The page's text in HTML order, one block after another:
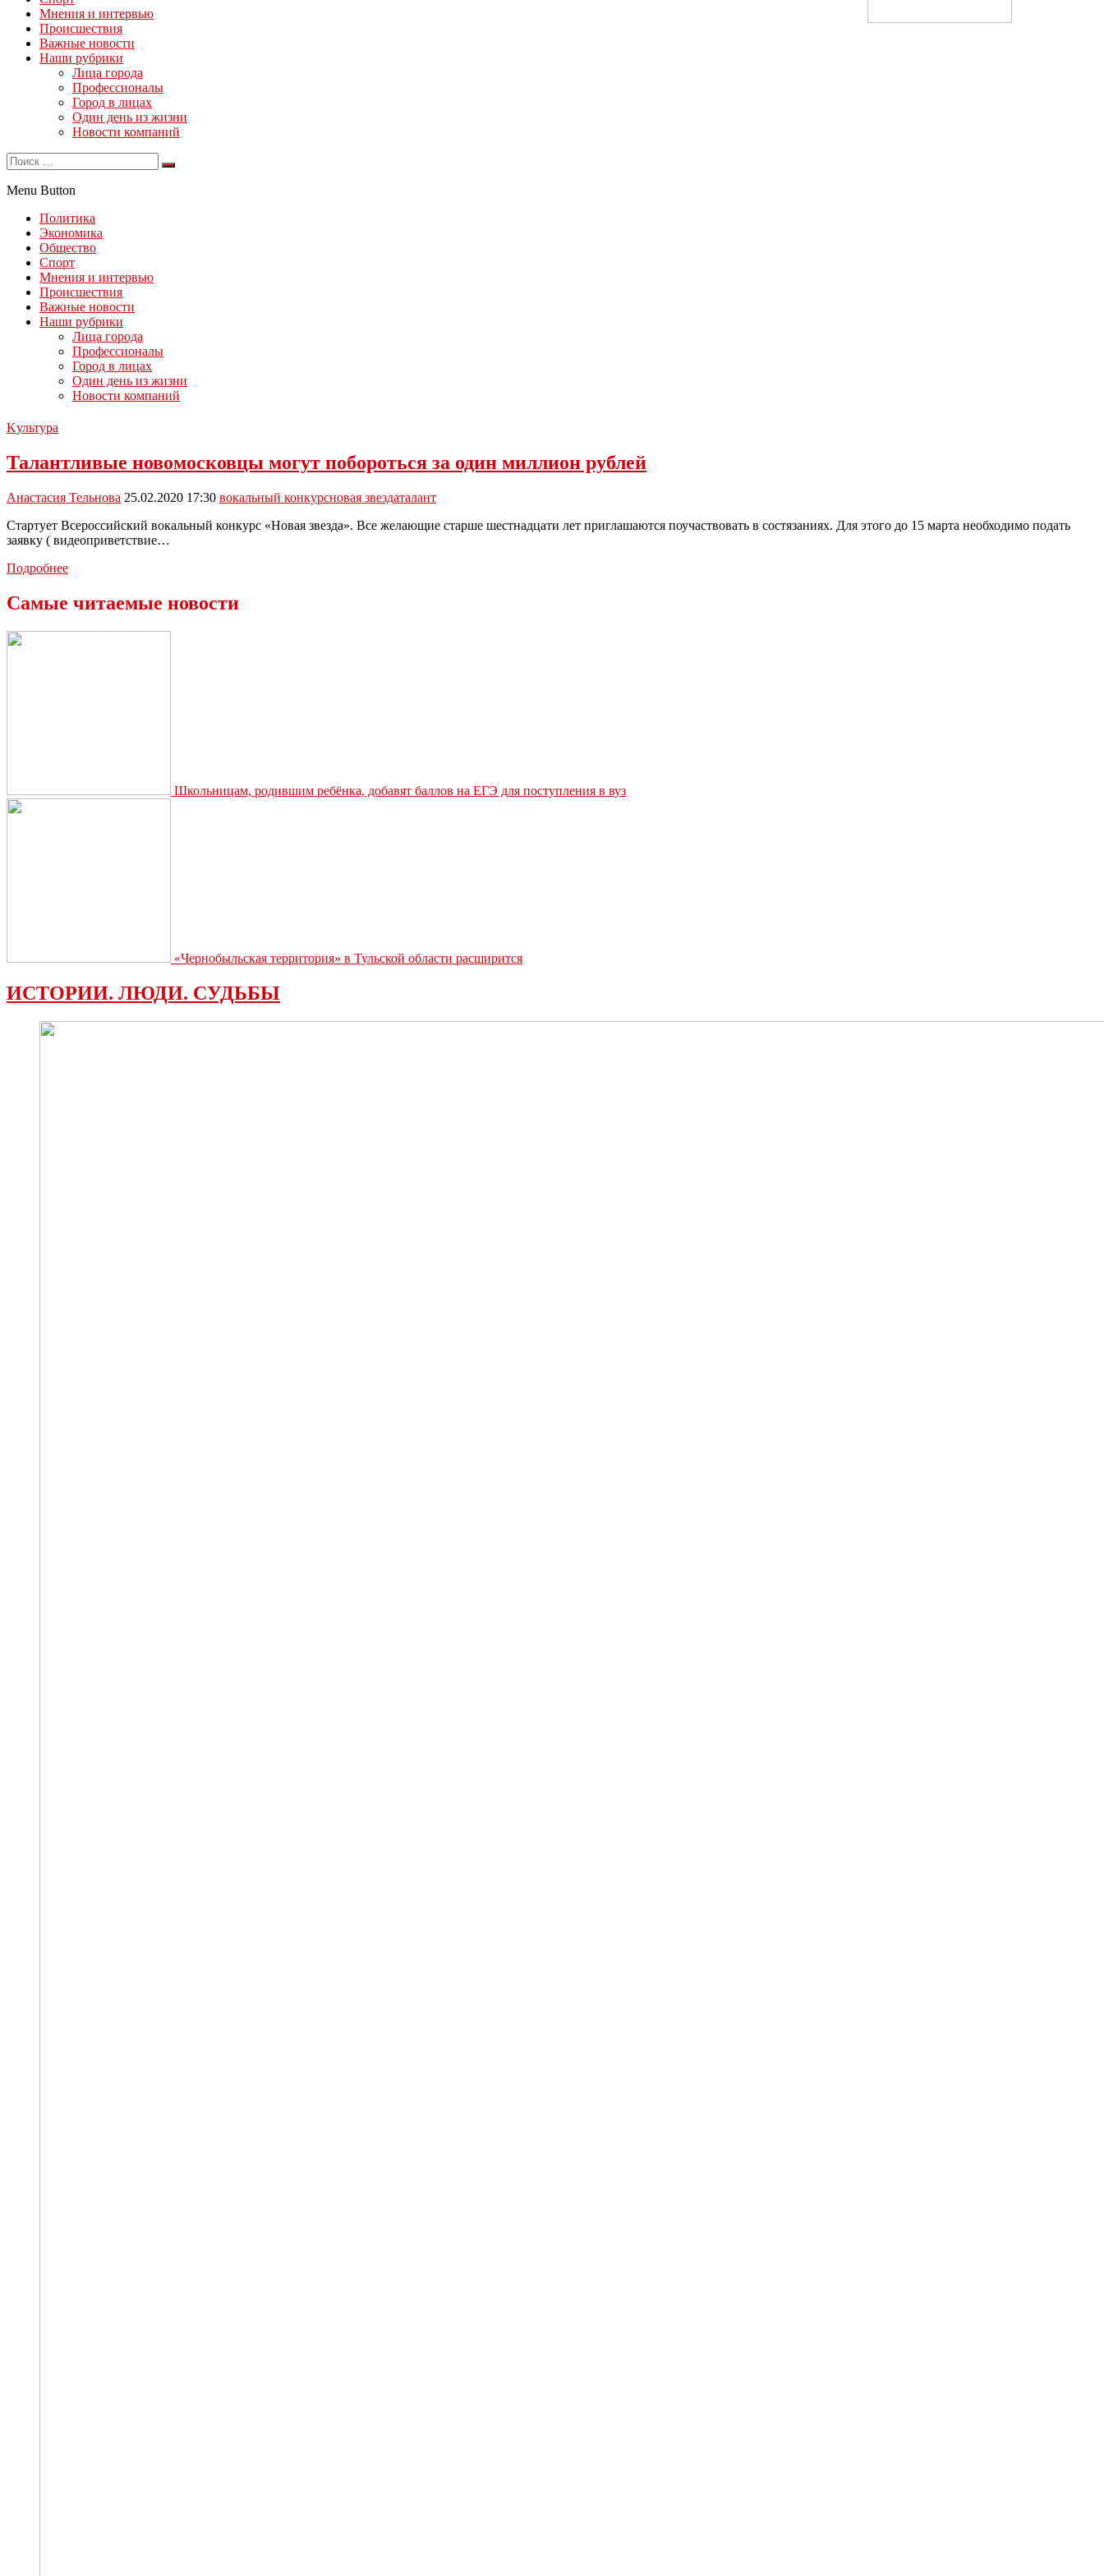
Мнения и интервью
Происшествия
Важные новости
Наши рубрики
Лица города
Профессионалы
Город в лицах
Один день из жизни
Новости компаний
Menu Button
Политика
Экономика
Общество
Спорт
Мнения и интервью
Происшествия
Важные новости
Наши рубрики
Лица города
Профессионалы
Город в лицах
Один день из жизни
Новости компаний
Kультура
Талантливые новомосковцы могут побороться за один миллион рублей
Анастасия Тельнова 25.02.2020 17:30 вокальный конкурсновая звездаталант
Стартует Всероссийский вокальный конкурс «Новая звезда». Все желающие старше шестнадцати лет приглашаются поучаствовать в состязаниях. Для этого до 15 марта необходимо подать
заявку ( видеоприветствие…
ПодробнееТалантливые
побороться
Самые читаемые новости
Школьницам, родившим ребёнка, добавят баллов на ЕГЭ для поступления в вуз
«Чернобыльская территория» в Тульской области расширится
ИСТОРИИ. ЛЮДИ. СУДЬБЫ